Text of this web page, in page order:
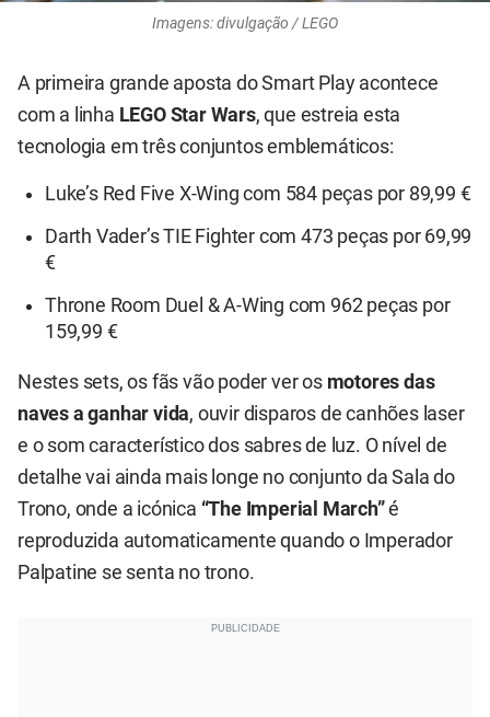
Imagens: divulgação / LEGO
A primeira grande aposta do Smart Play acontece
com a linha LEGO Star Wars, que estreia esta
tecnologia em três conjuntos emblemáticos:
Luke’s Red Five X-Wing com 584 peças por 89,99 €
Darth Vader’s TIE Fighter com 473 peças por 69,99
€
Throne Room Duel & A-Wing com 962 peças por
159,99 €
Nestes sets, os fãs vão poder ver os motores das
naves a ganhar vida, ouvir disparos de canhões laser
e o som característico dos sabres de luz. O nível de
detalhe vai ainda mais longe no conjunto da Sala do
Trono, onde a icónica “The Imperial March”é
reproduzida automaticamente quando o Imperador
Palpatine se senta no trono.